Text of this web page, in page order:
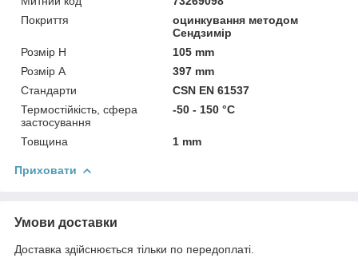
Покриття
оцинкування методом
Сендзимір
Розмір H
105 mm
Розмір А
397 mm
Стандарти
CSN EN 61537
Термостійкість, сфера
застосування
-50 - 150 °C
Товщина 1 mm
Приховати
Умови доставки
Доставка здійснюється тільки по передоплаті.